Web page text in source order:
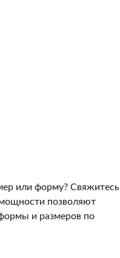
или форму? Свяжитесь
позволяют
и размеров по